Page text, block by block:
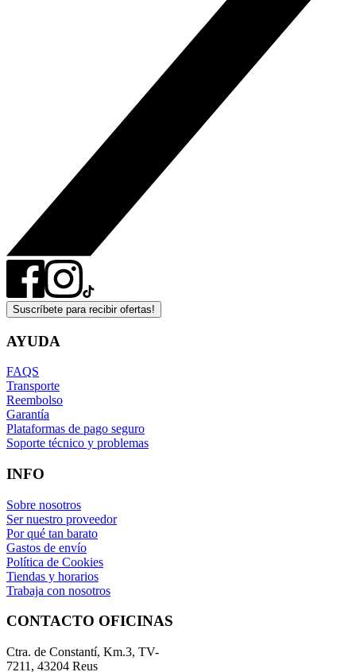
Suscríbete para recibir ofertas!
AYUDA
FAQS
Transporte
Reembolso
Garantía
Plataformas de pago seguro
Soporte técnico y problemas
INFO
Sobre nosotros
Ser nuestro proveedor
Por qué tan barato
Gastos de envío
Política de Cookies
Tiendas y horarios
Trabaja con nosotros
CONTACTO OFICINAS
Ctra. de Constantí, Km.3, TV-
7211, 43204 Reus